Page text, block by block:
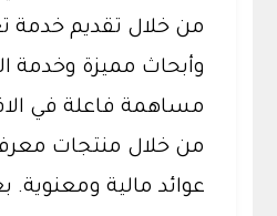
من خلال تقديم خدمة
وأبحاث مميزة وخدمة
مساهمة فاعلة في
من خلال منتجات
عوائد مالية ومعنوية.